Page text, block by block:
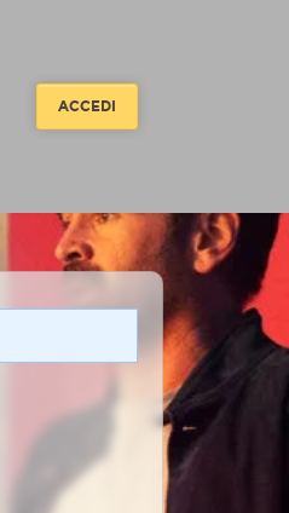
ACCEDI